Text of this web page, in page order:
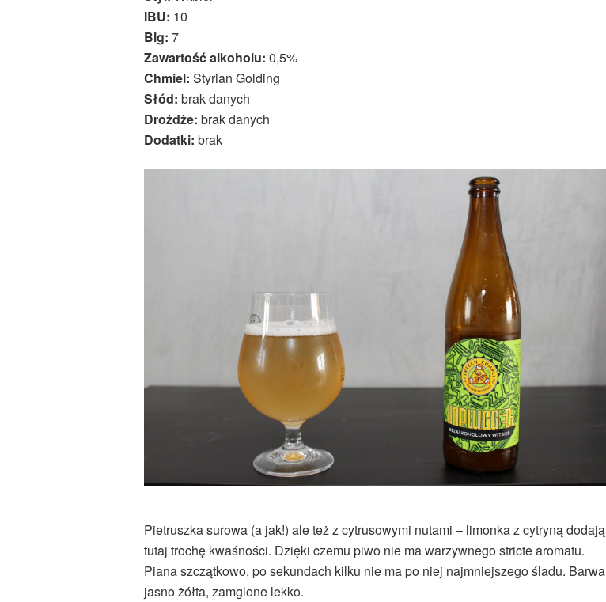
IBU: 10
Blg: 7
Zawartość alkoholu: 0,5%
Chmiel: Styrian Golding
Słód: brak danych
Drożdże: brak danych
Dodatki: brak
Pietruszka surowa (a jak!) ale też z cytrusowymi nutami – limonka z cytryną dodają
tutaj trochę kwaśności. Dzięki czemu piwo nie ma warzywnego stricte aromatu.
Piana szczątkowo, po sekundach kilku nie ma po niej najmniejszego śladu. Barwa
jasno żółta, zamglone lekko.